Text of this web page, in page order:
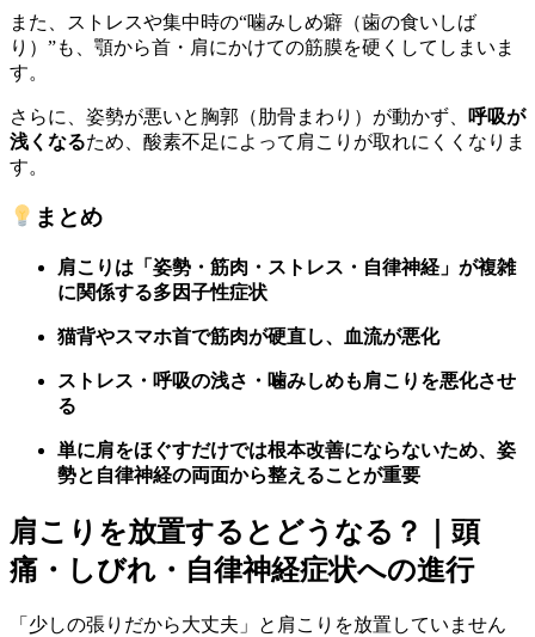
また、ストレスや集中時の“噛みしめ癖（歯の食いしば
り）”も、顎から首・肩にかけての筋膜を硬くしてしまいま
す。
さらに、姿勢が悪いと胸郭（肋骨まわり）が動かず、
呼吸が
浅くなるため、酸素不足によって肩こりが取れにくくなりま
す。
まとめ
肩こりは「姿勢・筋肉・ストレス・自律神経」が複雑
に関係する多因子性症状
猫背やスマホ首で筋肉が硬直し、血流が悪化
ストレス・呼吸の浅さ・噛みしめも肩こりを悪化させ
る
単に肩をほぐすだけでは根本改善にならないため、 姿
勢と自律神経の両面から整えることが重要
肩こりを放置するとどうなる？｜頭
痛・しびれ・自律神経症状への進行
「少しの張りだから大丈夫」と肩こりを放置していません